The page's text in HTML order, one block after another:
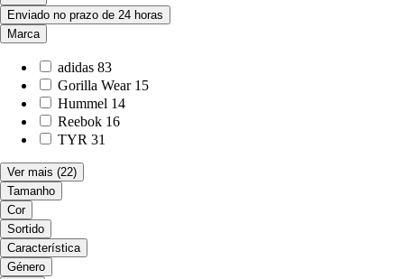
Enviado no prazo de 24 horas
Marca
adidas 83
Gorilla Wear 15
Hummel 14
Reebok 16
TYR 31
Ver mais (22)
Tamanho
Cor
Sortido
Característica
Género